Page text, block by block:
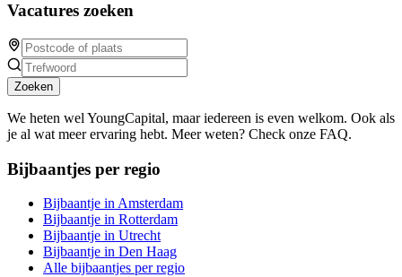
Vacatures zoeken
Zoeken
We heten wel YoungCapital, maar iedereen is even welkom. Ook als
je al wat meer ervaring hebt. Meer weten? Check onze FAQ.
Bijbaantjes per regio
Bijbaantje in Amsterdam
Bijbaantje in Rotterdam
Bijbaantje in Utrecht
Bijbaantje in Den Haag
Alle bijbaantjes per regio